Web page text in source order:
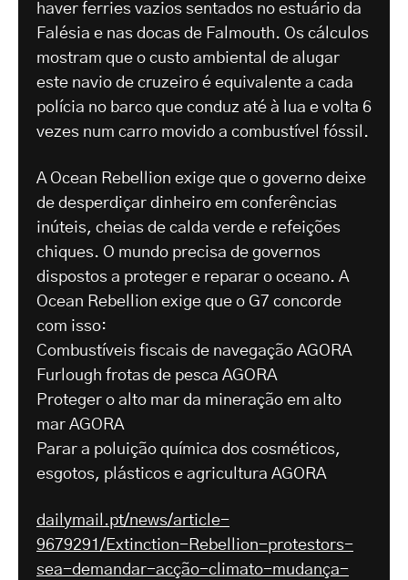
haver ferries vazios sentados no estuário da
Falésia e nas docas de Falmouth. Os cálculos
mostram que o custo ambiental de alugar
este navio de cruzeiro é equivalente a cada
polícia no barco que conduz até à lua e volta 6
vezes num carro movido a combustível fóssil.
A Ocean Rebellion exige que o governo deixe
de desperdiçar dinheiro em conferências
inúteis, cheias de calda verde e refeições
chiques. O mundo precisa de governos
dispostos a proteger e reparar o oceano. A
Ocean Rebellion exige que o G7 concorde
com isso:
Combustíveis fiscais de navegação AGORA
Furlough frotas de pesca AGORA
Proteger o alto mar da mineração em alto
mar AGORA
Parar a poluição química dos cosméticos,
esgotos, plásticos e agricultura AGORA
dailymail.pt/news/article-
9679291/Extinction-Rebellion-protestors-
sea-demandar-acção-climato-mudança-